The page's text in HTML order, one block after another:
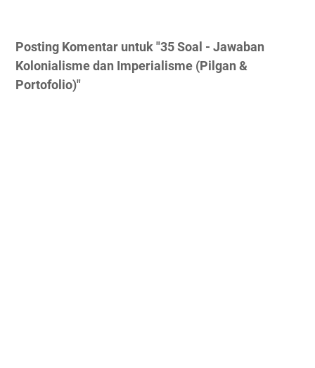
Posting Komentar untuk "35 Soal - Jawaban
Kolonialisme dan Imperialisme (Pilgan &
Portofolio)"